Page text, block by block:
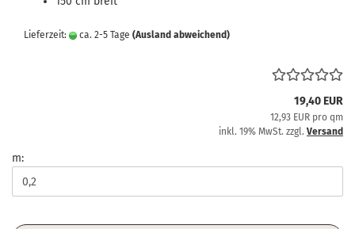
Lieferzeit: ca. 2-5 Tage (Ausland abweichend)
19,40 EUR
12,93 EUR pro qm
inkl. 19% MwSt. zzgl. Versand
m: